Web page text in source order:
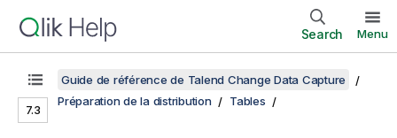
Search Menu
7.3
Guide de référence de Talend Change Data Capture
Préparation de la distribution
Tables